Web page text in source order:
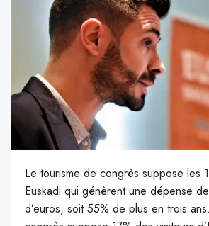
Le tourisme de congrès suppose les
Euskadi qui génèrent une dépense
d’euros, soit 55% de plus en trois